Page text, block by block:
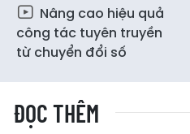
Nâng cao hiệu quả
công tác tuyên truyền
từ chuyển đổi số
ĐỌC THÊM